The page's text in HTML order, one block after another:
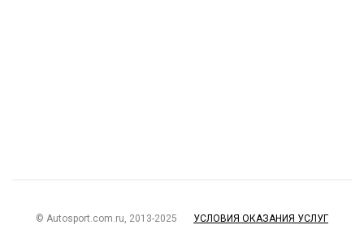
© Autosport.com.ru, 2013-2025 УСЛОВИЯ ОКАЗАНИЯ УСЛУГ